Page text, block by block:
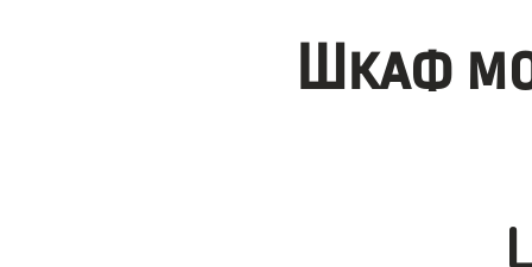
Шкаф